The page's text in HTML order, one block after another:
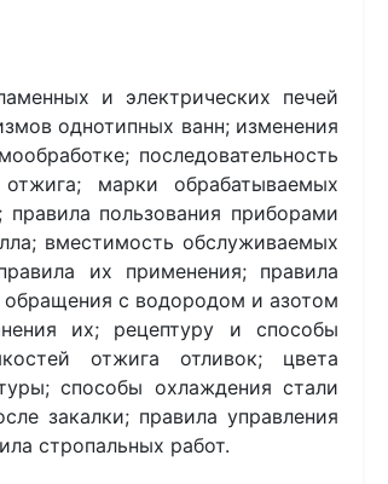
и электрических печей
однотипных ванн; изменения
последовательность
марки обрабатываемых
пользования приборами
вместимость обслуживаемых
их применения; правила
обращения с водородом и азотом
их; рецептуру и способы
отжига отливок; цвета
способы охлаждения стали
закалки; правила управления
стропальных работ.